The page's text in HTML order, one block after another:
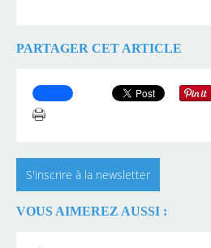
PARTAGER CET ARTICLE
S'inscrire à la newsletter
VOUS AIMEREZ AUSSI :